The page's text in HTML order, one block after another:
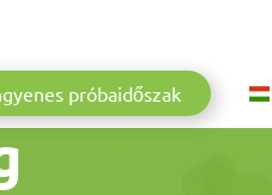
próbaidőszak